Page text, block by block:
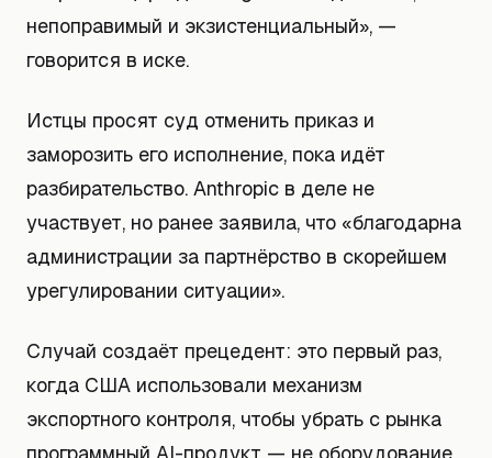
непоправимый и экзистенциальный», —
говорится в иске.
Истцы просят суд отменить приказ и
заморозить его исполнение, пока идёт
разбирательство. Anthropic в деле не
участвует, но ранее заявила, что «благодарна
администрации за партнёрство в скорейшем
урегулировании ситуации».
Случай создаёт прецедент: это первый раз,
когда США использовали механизм
экспортного контроля, чтобы убрать с рынка